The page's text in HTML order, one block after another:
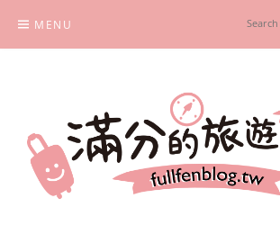
content
MENU